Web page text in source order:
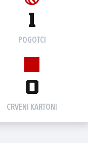
1
POGOTCI
0
CRVENI KARTONI